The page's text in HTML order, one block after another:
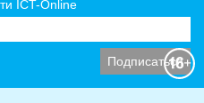
ICT-Online